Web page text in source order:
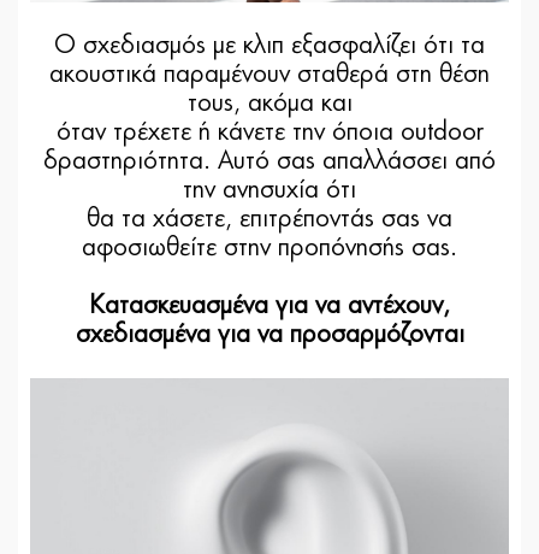
Ο σχεδιασμός με κλιπ εξασφαλίζει ότι τα
ακουστικά παραμένουν σταθερά στη θέση
τους, ακόμα και
όταν τρέχετε ή κάνετε την όποια outdoor
δραστηριότητα. Αυτό σας απαλλάσσει από
την ανησυχία ότι
θα τα χάσετε, επιτρέποντάς σας να
αφοσιωθείτε στην προπόνησής σας.
Κατασκευασμένα για να αντέχουν,
σχεδιασμένα για να προσαρμόζονται